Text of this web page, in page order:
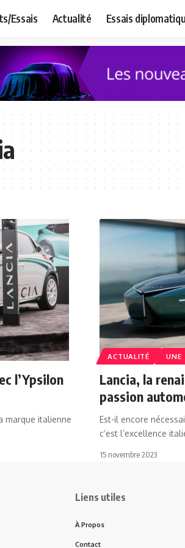
Essais Actualité Essais
l’Ypsilon
marque italienne
ACTUALITÉ UNE
Lancia, la
passion
Est-il encore
c’est l’excellence
15 novembre 2023
Liens utiles
À Propos
Contact